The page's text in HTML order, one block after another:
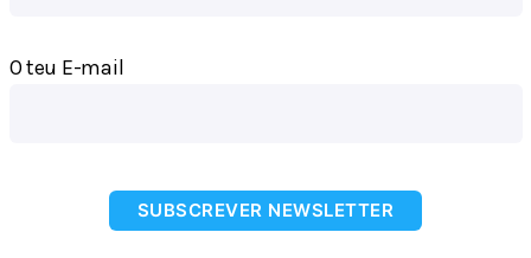
O teu E-mail
SUBSCREVER NEWSLETTER